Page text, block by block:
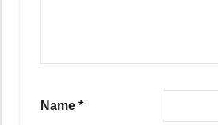
Name *